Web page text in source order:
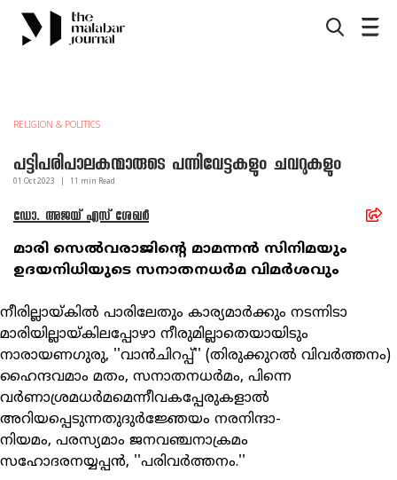
RELIGION & POLITICS
പട്ടിപരിപാലകന്മാരുടെ പന്നിവേട്ടകളും ചവറുകളും
01 Oct 2023 11 min Read
ഡോ. അജയ് എസ് ശേഖർ
മാരി സെല്‍വരാജിന്റെ മാമന്നന്‍ സിനിമയും
ഉദയനിധിയുടെ സനാതനധര്‍മ വിമര്‍ശവും
നീരില്ലായ്കില്‍ പാരിലേതും കാര്യമാര്‍ക്കും നടന്നിടാ
മാരിയില്ലായ്കിലപ്പോഴാ നീരുമില്ലാതെയായിടും
നാരായണഗുരു, ''വാന്‍ചിറപ്പ്'' (തിരുക്കുറല്‍ വിവര്‍ത്തനം)
ഹൈന്ദവമാം മതം, സനാതനധര്‍മം, പിന്നെ
വര്‍ണാശ്രമധര്‍മമെന്നീവകപ്പേരുകളാല്‍
അറിയപ്പെടുന്നതുദുര്‍ജ്ഞേയം നരനിന്ദാ-
നിയമം, പരസ്യമാം ജനവഞ്ചനാക്രമം
സഹോദരനയ്യപ്പന്‍, ''പരിവര്‍ത്തനം.''